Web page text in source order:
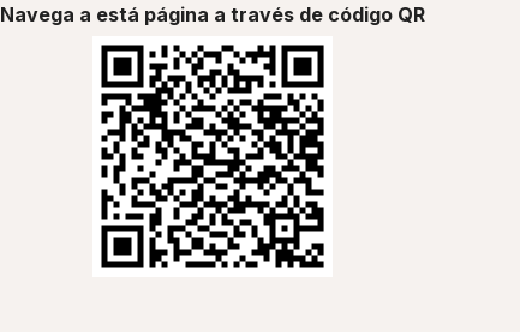
Navega a está página a través de código QR